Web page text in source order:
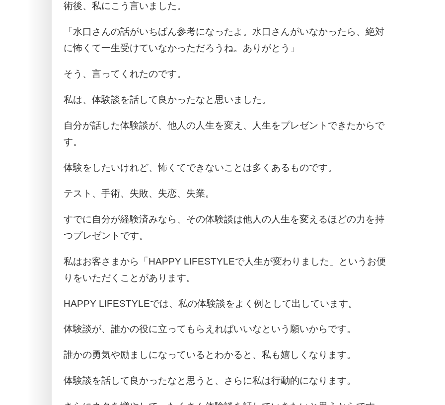
術後、私にこう言いました。
「水口さんの話がいちばん参考になったよ。水口さんがいなかったら、絶対
に怖くて一生受けていなかっただろうね。ありがとう」
そう、言ってくれたのです。
私は、体験談を話して良かったなと思いました。
自分が話した体験談が、他人の人生を変え、人生をプレゼントできたからで
す。
体験をしたいけれど、怖くてできないことは多くあるものです。
テスト、手術、失敗、失恋、失業。
すでに自分が経験済みなら、その体験談は他人の人生を変えるほどの力を持
つプレゼントです。
私はお客さまから「HAPPY LIFESTYLEで人生が変わりました」というお便
りをいただくことがあります。
HAPPY LIFESTYLEでは、私の体験談をよく例として出しています。
体験談が、誰かの役に立ってもらえればいいなという願いからです。
誰かの勇気や励ましになっているとわかると、私も嬉しくなります。
体験談を話して良かったなと思うと、さらに私は行動的になります。